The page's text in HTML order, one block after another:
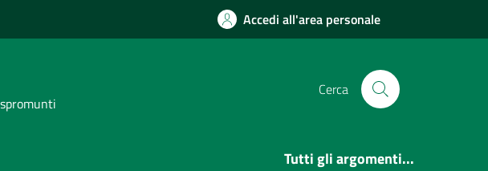
Accedi all'area personale
Cerca
Tutti gli argomenti...